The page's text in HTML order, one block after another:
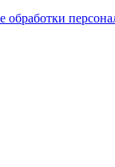
обработки